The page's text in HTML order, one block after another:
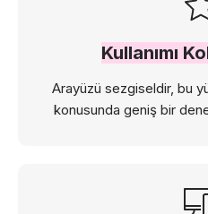
Kullanımı
Arayüzü sezgiseldir, bu
konusunda geniş bir